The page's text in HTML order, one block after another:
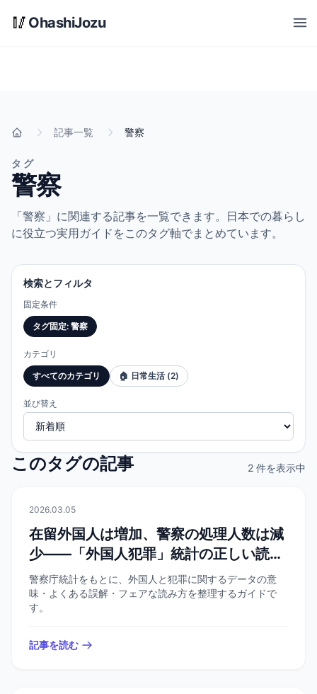
メインコンテンツへスキップ
🥢 OhashiJozu
ホーム 記事一覧 警察
タグ
警察
「警察」に関連する記事を一覧できます。日本での暮らし
に役立つ実用ガイドをこのタグ軸でまとめています。
検索とフィルタ
固定条件
タグ固定: 警察
カテゴリ
すべてのカテゴリ 🏠 日常生活 (2)
並び替え
このタグの記事 2 件を表示中
🏠日常生活
2026.03.05
在留外国人は増加、警察の処理人数は減
少——「外国人犯罪」統計の正しい読み
方
警察庁統計をもとに、外国人と犯罪に関するデータの意
味・よくある誤解・フェアな読み方を整理するガイドで
す。
記事を読む